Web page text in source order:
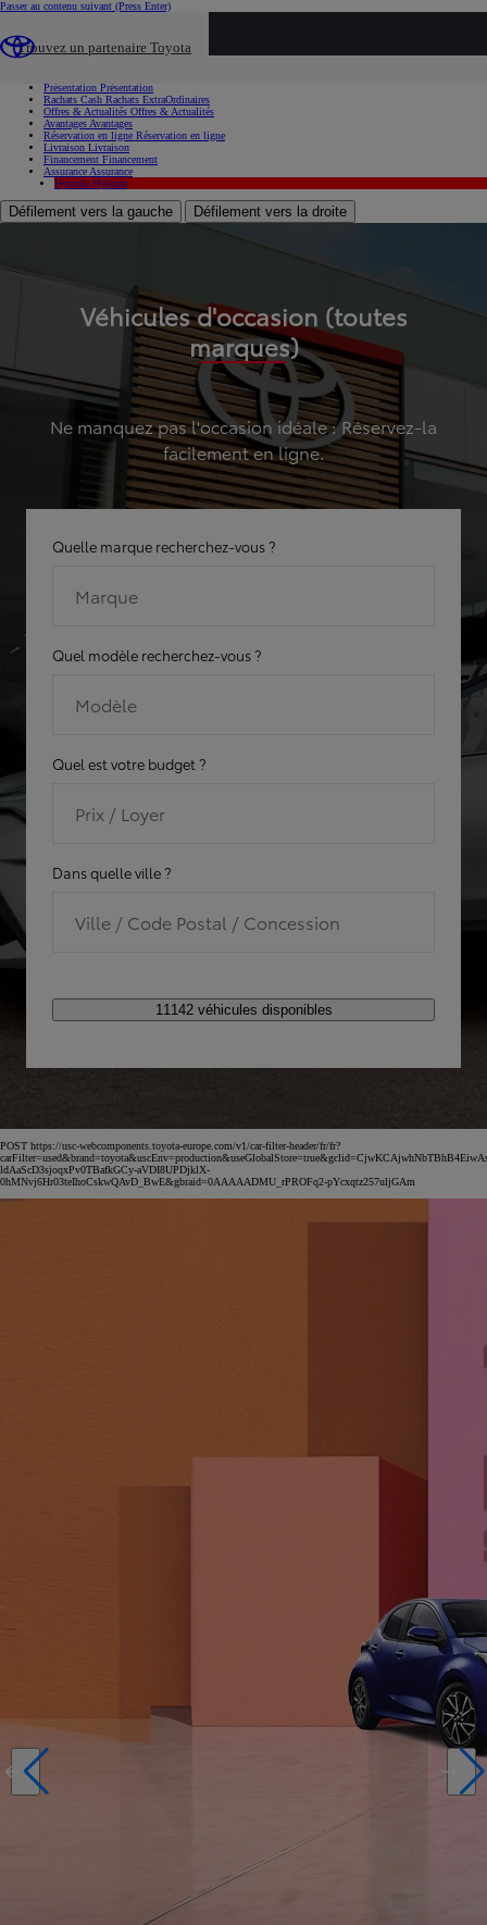
Passer au contenu suivant (Press Enter)
Trouvez un partenaire Toyota
Présentation Présentation
Rachats Cash Rachats ExtraOrdinaires
Offres & Actualités Offres & Actualités
Avantages Avantages
Réservation en ligne Réservation en ligne
Livraison Livraison
Financement Financement
Assurance Assurance
Hybride Hybride
Défilement vers la gauche Défilement vers la droite
Véhicules d'occasion (toutes
marques)
Ne manquez pas l'occasion idéale : Réservez-la
facilement en ligne.
Quelle marque recherchez-vous ?
Marque
Quel modèle recherchez-vous ?
Modèle
Quel est votre budget ?
Prix / Loyer
Dans quelle ville ?
Ville / Code Postal / Concession
11142 véhicules disponibles
POST https://usc-webcomponents.toyota-europe.com/v1/car-filter-header/fr/fr?
ldAaScD3sjoqxPv0TBafkGCy-aVDI8UPDjklX-
0hMNvj6Hr03teIhoCskwQAvD_BwE&gbraid=0AAAAADMU_rPROFq2-pYcxqtz257uljGAm